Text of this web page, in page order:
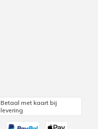
Betaal met kaart bij
levering